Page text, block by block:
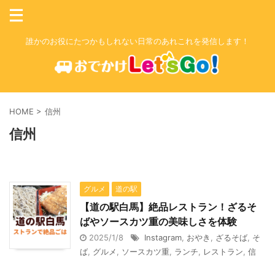
誰かのお役にたつかもしれない日常のあれこれを発信します！
HOME > 信州
信州
グルメ 道の駅
【道の駅白馬】絶品レストラン！ざるそ
ばやソースカツ重の美味しさを体験
2025/1/8 Instagram おやき ざるそば そ
ば グルメ ソースカツ重 ランチ レストラン 信